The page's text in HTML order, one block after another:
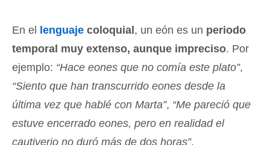
En el lenguaje coloquial , un eón es un periodo
temporal muy extenso, aunque impreciso. Por
ejemplo: “Hace eones que no comía este plato”,
“Siento que han transcurrido eones desde la
última vez que hablé con Marta”, “Me pareció que
estuve encerrado eones, pero en realidad el
cautiverio no duró más de dos horas”.